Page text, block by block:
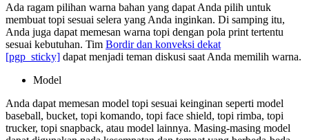
Ada ragam pilihan warna bahan yang dapat Anda pilih untuk
membuat topi sesuai selera yang Anda inginkan. Di samping itu,
Anda juga dapat memesan warna topi dengan pola print tertentu
sesuai kebutuhan. Tim Bordir dan konveksi dekat
[pgp_sticky] dapat menjadi teman diskusi saat Anda memilih warna.
Model
Anda dapat memesan model topi sesuai keinginan seperti model
baseball, bucket, topi komando, topi face shield, topi rimba, topi
trucker, topi snapback, atau model lainnya. Masing-masing model